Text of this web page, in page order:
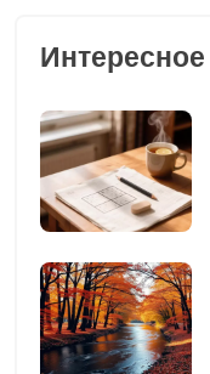
Интересное